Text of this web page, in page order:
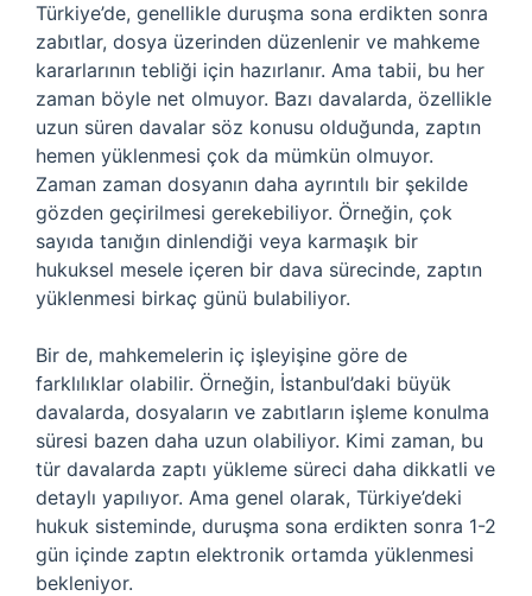
Türkiye’de, genellikle duruşma sona erdikten sonra
zabıtlar, dosya üzerinden düzenlenir ve mahkeme
kararlarının tebliği için hazırlanır. Ama tabii, bu her
zaman böyle net olmuyor. Bazı davalarda, özellikle
uzun süren davalar söz konusu olduğunda, zaptın
hemen yüklenmesi çok da mümkün olmuyor.
Zaman zaman dosyanın daha ayrıntılı bir şekilde
gözden geçirilmesi gerekebiliyor. Örneğin, çok
sayıda tanığın dinlendiği veya karmaşık bir
hukuksel mesele içeren bir dava sürecinde, zaptın
yüklenmesi birkaç günü bulabiliyor.
Bir de, mahkemelerin iç işleyişine göre de
farklılıklar olabilir. Örneğin, İstanbul’daki büyük
davalarda, dosyaların ve zabıtların işleme konulma
süresi bazen daha uzun olabiliyor. Kimi zaman, bu
tür davalarda zaptı yükleme süreci daha dikkatli ve
detaylı yapılıyor. Ama genel olarak, Türkiye’deki
hukuk sisteminde, duruşma sona erdikten sonra 1-2
gün içinde zaptın elektronik ortamda yüklenmesi
bekleniyor.